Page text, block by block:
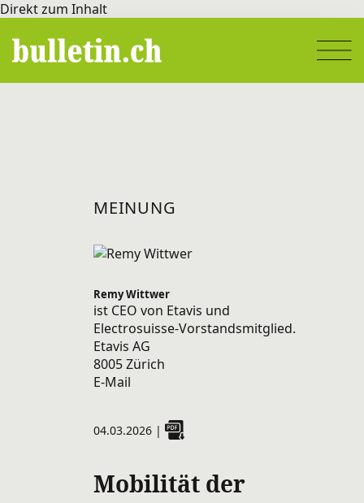
Direkt zum Inhalt
MEINUNG
Remy Wittwer
ist CEO von Etavis und
Electrosuisse-Vorstandsmitglied.
Etavis AG
8005 Zürich
E-Mail
04.03.2026 |
Mobilität der